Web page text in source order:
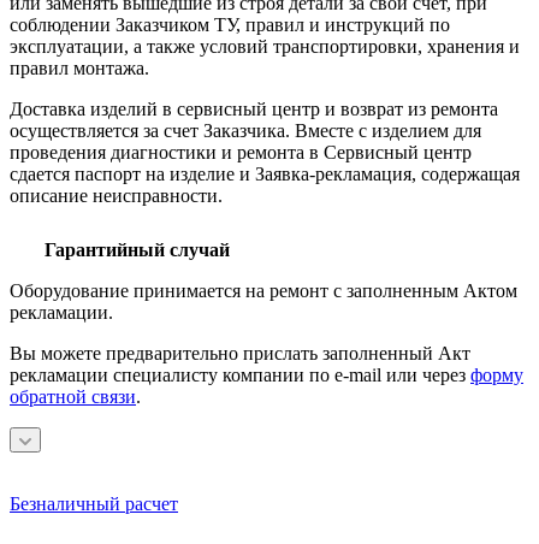
соблюдении Заказчиком ТУ, правил и инструкций по
эксплуатации, а также условий транспортировки, хранения и
правил монтажа.
Доставка изделий в сервисный центр и возврат из ремонта
осуществляется за счет Заказчика. Вместе с изделием для
проведения диагностики и ремонта в Сервисный центр
сдается паспорт на изделие и Заявка-рекламация, содержащая
описание неисправности.
Гарантийный случай
Оборудование принимается на ремонт с заполненным Актом
рекламации.
Вы можете предварительно прислать заполненный Акт
рекламации специалисту компании по e-mail или через форму
обратной связи.
Безналичный расчет